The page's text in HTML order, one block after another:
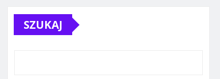
SZUKAJ